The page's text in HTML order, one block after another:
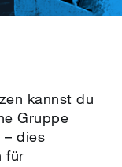
kannst du
Gruppe
– dies
für